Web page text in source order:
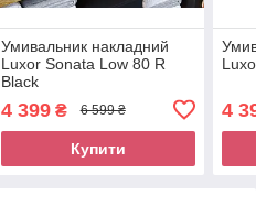
Умивальник накладний
Luxor Sonata Low 80 R
Black
4 399₴ 6 599 ₴
Купити
4